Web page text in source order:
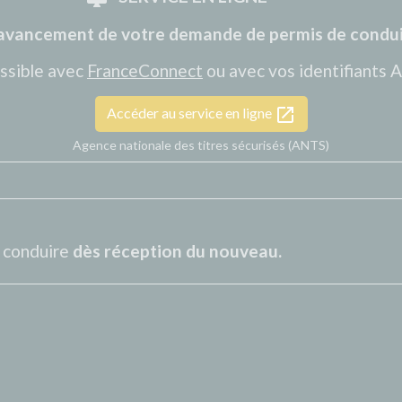
de votre demande de permis de
avec FranceConnect ou avec vos identifiants
Accéder au service en ligne open_in_new
Agence nationale des titres sécurisés (ANTS)
dès réception du nouveau.